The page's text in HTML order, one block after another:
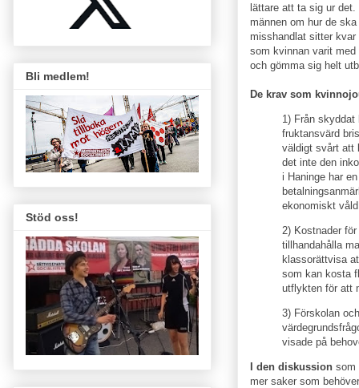
lättare att ta sig ur
männen om hur de
misshandlat sitter
som kvinnan varit
och gömma sig helt
De krav som
1) Från skyddat
fruktansvärd
väldigt svårt att
det inte den
i Haninge har
ekonomiskt
2) Kostnader
tillhandahålla
klassorättvisa
som kan kosta
utflykten för att
3) Förskolan
visade på
I den diskussion som
mer saker som
Bli medlem!
Stöd oss!